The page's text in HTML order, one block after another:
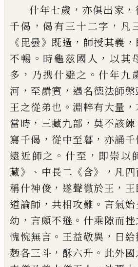
什年七歲 ， 亦俱出家 ，
千偈 ，偈有三十二字 ， 凡
《 毘曇》 既過 ， 師授其義 ，
不暢 。 時龜茲國人 ， 以其
多 ， 乃携什避之 。 什年九
河 ， 至罽賓 ， 遇名德法師槃
王之從弟也 。淵粹有大量 ，
當時 ， 三藏九部 ， 莫不該練
寫千偈 ， 從中至暮 ， 亦誦千
遠近師之 。 什至 ， 即崇以
藏》、 中長二 《含》， 凡
稱什神俊 ， 遂聲徹於王 ，
道論師 ，共相攻難 。 言氣始
幼 ， 言頗不遜 。 什乘隙而挫
愧惋無言 。 王益敬異 ， 日
麪各三斗 ， 酥六升 。 此外